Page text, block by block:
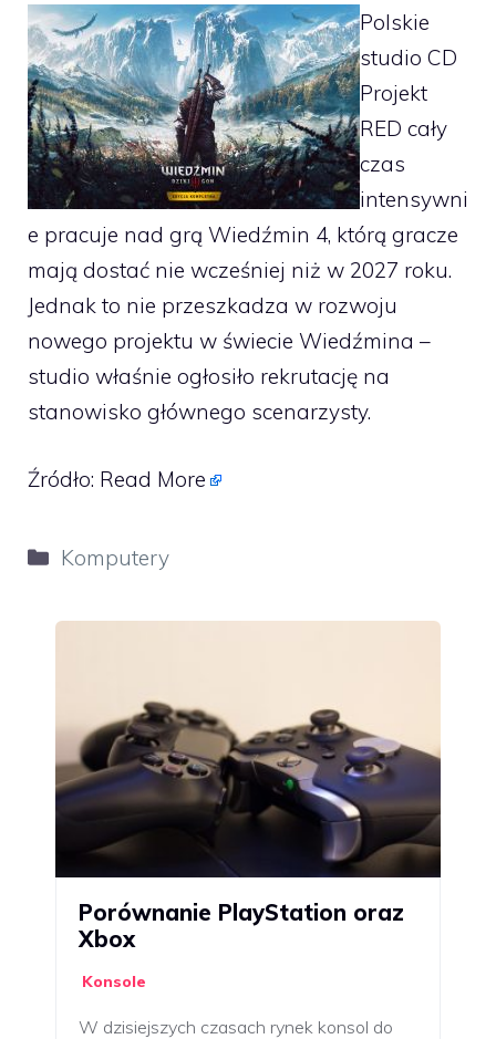
Polskie
studio CD
Projekt
RED cały
czas
intensywni
e pracuje nad grą Wiedźmin 4, którą gracze
mają dostać nie wcześniej niż w 2027 roku.
Jednak to nie przeszkadza w rozwoju
nowego projektu w świecie Wiedźmina –
studio właśnie ogłosiło rekrutację na
stanowisko głównego scenarzysty.
Źródło: Read More
Kategorie
Komputery
Porównanie PlayStation oraz
Xbox
Konsole
W dzisiejszych czasach rynek konsol do